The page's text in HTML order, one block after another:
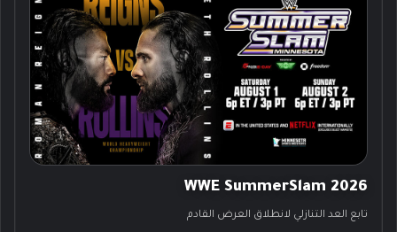
WWE SummerSlam 2026
تابع العد التنازلي لانطلاق العرض القادم